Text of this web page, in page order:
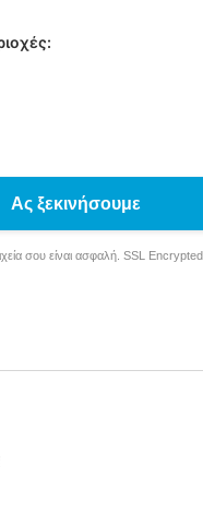
Ας ξεκινήσουμε
σου είναι ασφαλή. SSL Encrypted